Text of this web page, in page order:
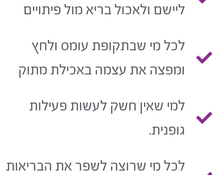
ליישם ולאכול בריא מול פיתויים
לכל מי שבתקופת עומס ולחץ
ומפצה את עצמה באכילת מתוק
למי שאין חשק לעשות פעילות
גופנית.
לכל מי שרוצה לשפר את הבריאות